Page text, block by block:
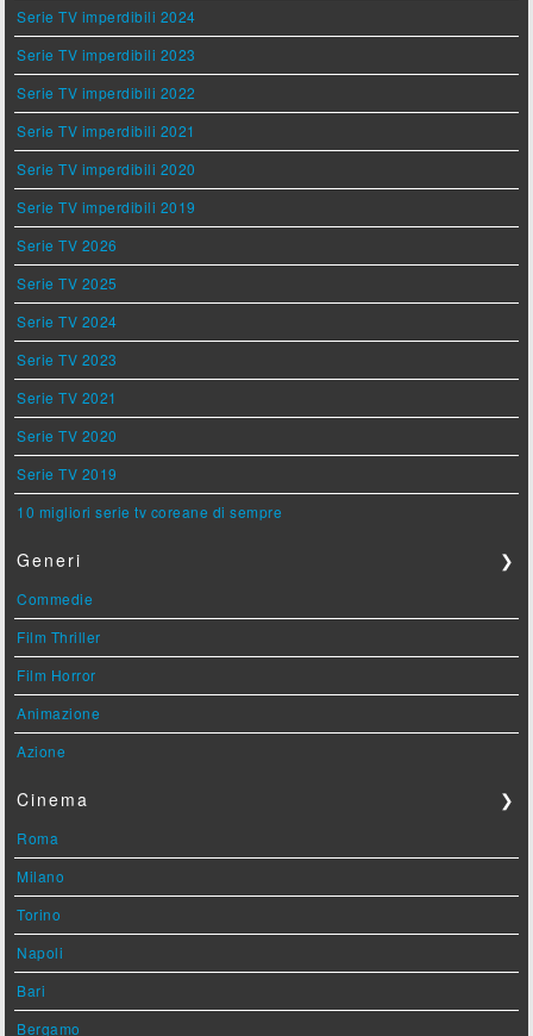
Serie TV imperdibili 2024
Serie TV imperdibili 2023
Serie TV imperdibili 2022
Serie TV imperdibili 2021
Serie TV imperdibili 2020
Serie TV imperdibili 2019
Serie TV 2026
Serie TV 2025
Serie TV 2024
Serie TV 2023
Serie TV 2021
Serie TV 2020
Serie TV 2019
10 migliori serie tv coreane di sempre
Generi ❯
Commedie
Film Thriller
Film Horror
Animazione
Azione
Cinema ❯
Roma
Milano
Torino
Napoli
Bari
Bergamo